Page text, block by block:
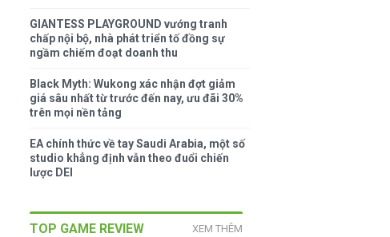
GIANTESS PLAYGROUND vướng tranh
chấp nội bộ, nhà phát triển tố đồng sự
ngầm chiếm đoạt doanh thu
Black Myth: Wukong xác nhận đợt giảm
giá sâu nhất từ trước đến nay, ưu đãi 30%
trên mọi nền tảng
EA chính thức về tay Saudi Arabia, một số
studio khẳng định vẫn theo đuổi chiến
lược DEI
TOP GAME REVIEW XEM THÊM